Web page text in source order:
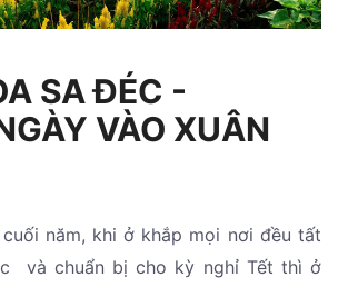
SA ĐÉC -
VÀO XUÂN
năm, khi ở khắp mọi nơi đều tất
và chuẩn bị cho kỳ nghỉ Tết thì ở